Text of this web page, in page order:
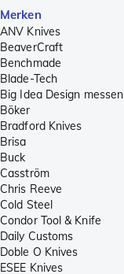
Merken
ANV Knives
BeaverCraft
Benchmade
Blade-Tech
Big Idea Design messen
Böker
Bradford Knives
Brisa
Buck
Casström
Chris Reeve
Cold Steel
Condor Tool & Knife
Daily Customs
Doble O Knives
ESEE Knives